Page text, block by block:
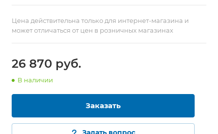
Цена действительна только для интернет-магазина и
может отличаться от цен в розничных магазинах
26 870 руб.
В наличии
Заказать